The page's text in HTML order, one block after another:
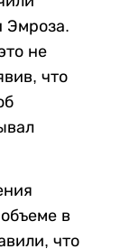
Эмроза.
не
что
в
что